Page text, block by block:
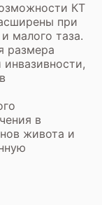
КТ
при
и малого таза.
размера
в
живота и